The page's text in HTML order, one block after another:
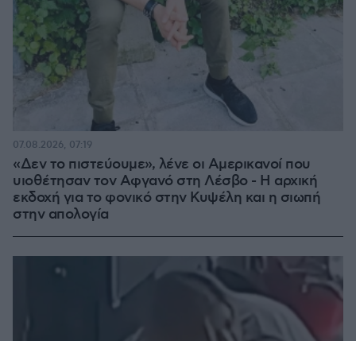
«Δεν το πιστεύουμε», λένε οι Αμερικανοί που
υιοθέτησαν τον Αφγανό στη Λέσβο - Η αρχική
εκδοχή για το φονικό στην Κυψέλη και η σιωπή
στην απολογία
07.08.2026, 07:19